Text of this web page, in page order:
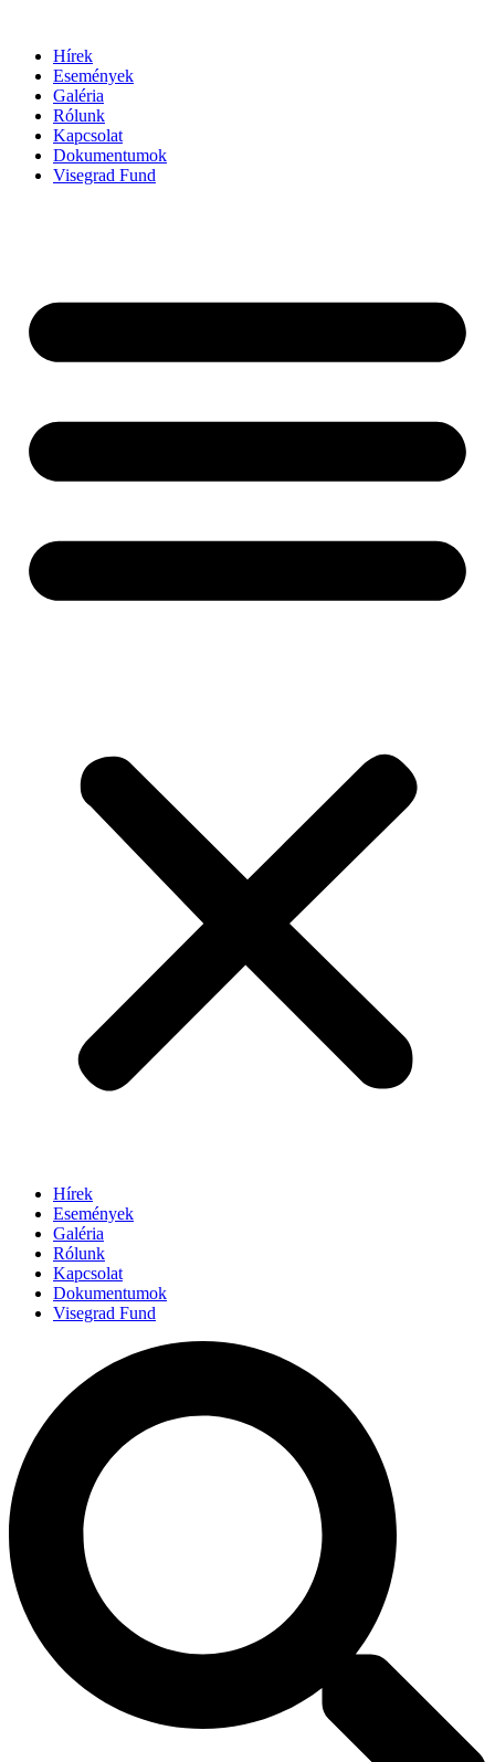
tartalomhoz
Hírek
Események
Galéria
Rólunk
Kapcsolat
Dokumentumok
Visegrad Fund
Hírek
Események
Galéria
Rólunk
Kapcsolat
Dokumentumok
Visegrad Fund